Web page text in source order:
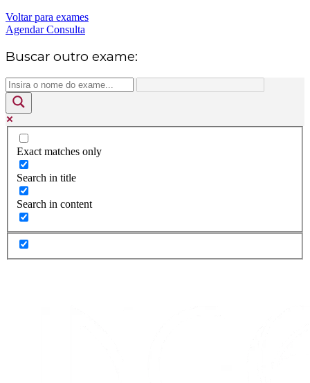
Voltar para exames
Agendar Consulta
Buscar outro exame:
Exact matches only
Search in title
Search in content